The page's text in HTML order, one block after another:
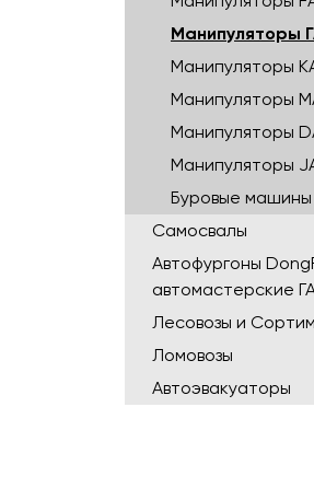
Манипуляторы
Манипуляторы
Манипуляторы
Манипуляторы
Манипуляторы
Буровые машины
Самосвалы
Автофургоны
автомастерские
Лесовозы и
Ломовозы
Автоэвакуаторы